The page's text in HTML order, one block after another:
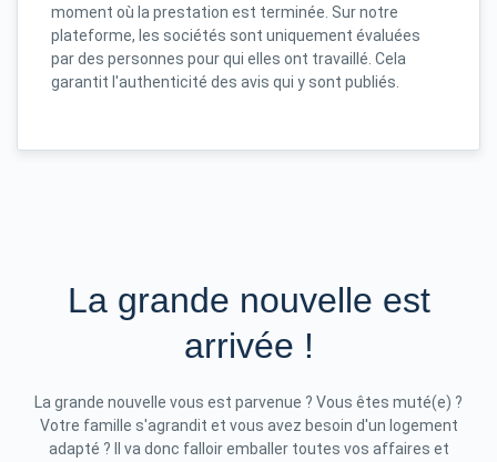
moment où la prestation est terminée. Sur notre
plateforme, les sociétés sont uniquement évaluées
par des personnes pour qui elles ont travaillé. Cela
garantit l'authenticité des avis qui y sont publiés.
La grande nouvelle est
arrivée !
La grande nouvelle vous est parvenue ? Vous êtes muté(e) ?
Votre famille s'agrandit et vous avez besoin d'un logement
adapté ? Il va donc falloir emballer toutes vos affaires et